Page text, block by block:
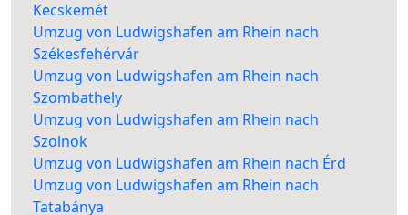
Kecskemét
Umzug von Ludwigshafen am Rhein nach
Székesfehérvár
Umzug von Ludwigshafen am Rhein nach
Szombathely
Umzug von Ludwigshafen am Rhein nach
Szolnok
Umzug von Ludwigshafen am Rhein nach Érd
Umzug von Ludwigshafen am Rhein nach
Tatabánya